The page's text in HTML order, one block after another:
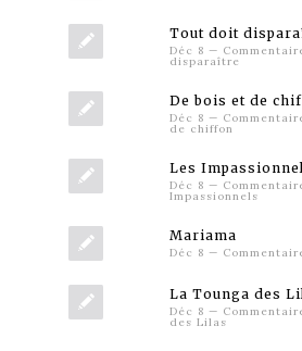
Tout doit
Déc 8 —
disparaître
De bois et de
Déc 8 —
de chiffon
Les
Déc 8 —
Impassionnels
Mariama
Déc 8 —
La Tounga des
Déc 8 —
des Lilas